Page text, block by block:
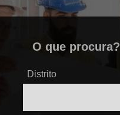
O que procura?
Distrito